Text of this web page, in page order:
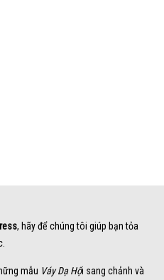
, hãy để chúng tôi giúp bạn tỏa
mẫu Váy Dạ Hội sang chảnh và